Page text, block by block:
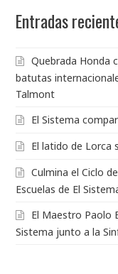
Entradas
Quebrada Honda
batutas
Talmont
El Sistema
El latido de Lorca
Culmina el Ciclo
Escuelas de El
El Maestro Paolo
Sistema junto a la